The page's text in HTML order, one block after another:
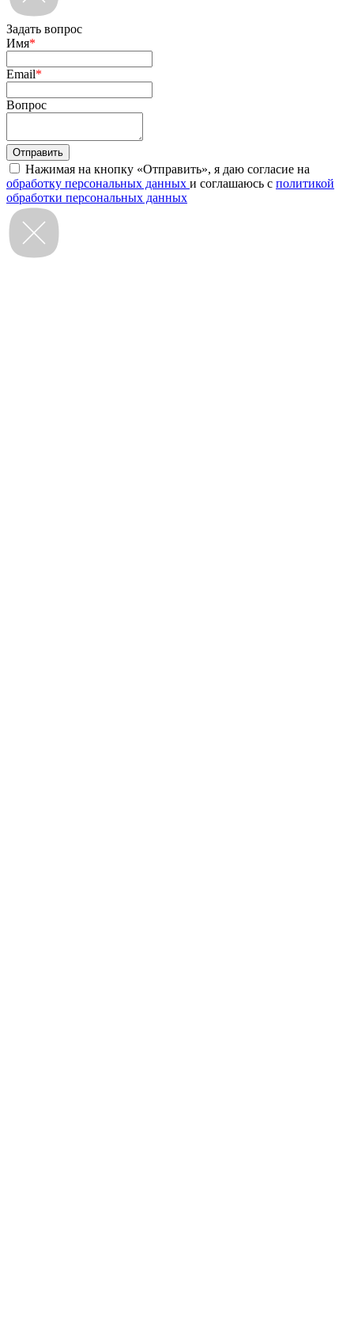
Задать вопрос
Имя*
Email*
Вопрос
Нажимая на кнопку «Отправить», я даю согласие на
обработку персональных данных и соглашаюсь с политикой
обработки персональных данных